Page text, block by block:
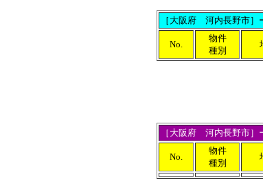
［大阪府 河内長野市］
No.
物件
種別
［ 大阪府 河内長野市］
No.
物件
種別